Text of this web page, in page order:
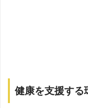
健康を支援する